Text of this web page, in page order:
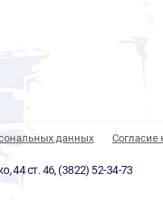
данных Согласие
44 ст. 46, (3822) 52-34-73